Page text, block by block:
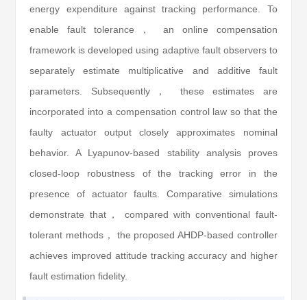
energy expenditure against tracking performance. To
enable fault tolerance， an online compensation
framework is developed using adaptive fault observers to
separately estimate multiplicative and additive fault
parameters. Subsequently， these estimates are
incorporated into a compensation control law so that the
faulty actuator output closely approximates nominal
behavior. A Lyapunov-based stability analysis proves
closed-loop robustness of the tracking error in the
presence of actuator faults. Comparative simulations
demonstrate that， compared with conventional fault-
tolerant methods， the proposed AHDP-based controller
achieves improved attitude tracking accuracy and higher
fault estimation fidelity.